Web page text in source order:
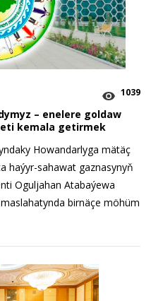
1039
– enelere goldaw
kemala getirmek
Howandarlyga mätäç
haýyr-sahawat gaznasynyň
Oguljahan Atabaýewa
birnäçe möhüm